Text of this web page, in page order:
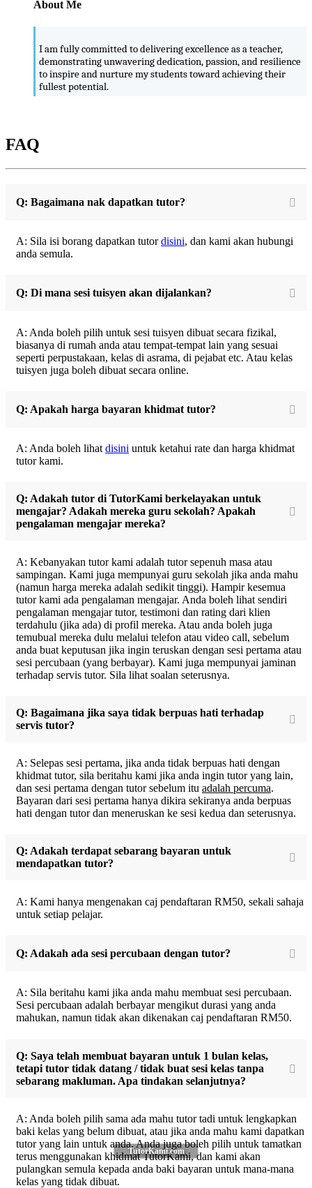
TutorKami.com
About Me
I am fully committed to delivering excellence as a teacher,
demonstrating unwavering dedication, passion, and resilience
to inspire and nurture my students toward achieving their
fullest potential.
FAQ
Q: Bagaimana nak dapatkan tutor?
A: Sila isi borang dapatkan tutordisini, dan kami akan hubungi
anda semula.
Q: Di mana sesi tuisyen akan dijalankan?
A: Anda boleh pilih untuk sesi tuisyen dibuat secara fizikal,
biasanya di rumah anda atau tempat-tempat lain yang sesuai
seperti perpustakaan, kelas di asrama, di pejabat etc. Atau kelas
tuisyen juga boleh dibuat secara online.
Q: Apakah harga bayaran khidmat tutor?
A: Anda boleh lihat disini untuk ketahui rate dan harga khidmat
tutor kami.
Q: Adakah tutor di TutorKami berkelayakan untuk
mengajar? Adakah mereka guru sekolah? Apakah
pengalaman mengajar mereka?
A: Kebanyakan tutor kami adalah tutor sepenuh masa atau
sampingan. Kami juga mempunyai guru sekolah jika anda mahu
(namun harga mereka adalah sedikit tinggi). Hampir kesemua
tutor kami ada pengalaman mengajar. Anda boleh lihat sendiri
pengalaman mengajar tutor, testimoni dan rating dari klien
terdahulu (jika ada) di profil mereka. Atau anda boleh juga
temubual mereka dulu melalui telefon atau video call, sebelum
anda buat keputusan jika ingin teruskan dengan sesi pertama atau
sesi percubaan (yang berbayar). Kami juga mempunyai jaminan
terhadap servis tutor. Sila lihat soalan seterusnya.
Q: Bagaimana jika saya tidak berpuas hati terhadap
servis tutor?
A: Selepas sesi pertama, jika anda tidak berpuas hati dengan
khidmat tutor, sila beritahu kami jika anda ingin tutor yang lain,
dan sesi pertama dengan tutor sebelum itu adalah percuma.
Bayaran dari sesi pertama hanya dikira sekiranya anda berpuas
hati dengan tutor dan meneruskan ke sesi kedua dan seterusnya.
Q: Adakah terdapat sebarang bayaran untuk
mendapatkan tutor?
A: Kami hanya mengenakan caj pendaftaran RM50, sekali sahaja
untuk setiap pelajar.
Q: Adakah ada sesi percubaan dengan tutor?
A: Sila beritahu kami jika anda mahu membuat sesi percubaan.
Sesi percubaan adalah berbayar mengikut durasi yang anda
mahukan, namun tidak akan dikenakan caj pendaftaran RM50.
Q: Saya telah membuat bayaran untuk 1 bulan kelas,
tetapi tutor tidak datang / tidak buat sesi kelas tanpa
sebarang makluman. Apa tindakan selanjutnya?
A: Anda boleh pilih sama ada mahu tutor tadi untuk lengkapkan
baki kelas yang belum dibuat, atau jika anda mahu kami dapatkan
tutor yang lain untuk anda. Anda juga boleh pilih untuk tamatkan
terus menggunakan khidmat TutorKami, dan kami akan
pulangkan semula kepada anda baki bayaran untuk mana-mana
kelas yang tidak dibuat.